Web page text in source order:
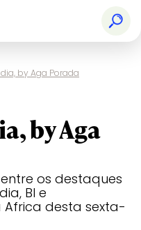
by Aga Porada
by Aga
os destaques
BI e
desta sexta-